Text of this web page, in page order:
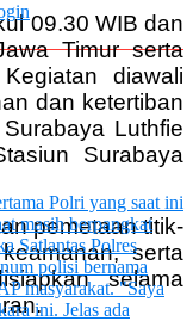
09.30 WIB dan
Timur serta
diawali
dan ketertiban
Luthfie
Surabaya
pemetaan titik-
serta
selama